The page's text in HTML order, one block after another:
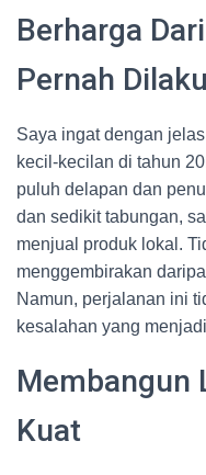
Berharga
Pernah
Saya ingat dengan
kecil-kecilan di tahun
puluh delapan dan
dan sedikit tabungan,
menjual produk lokal.
menggembirakan
Namun, perjalanan ini
kesalahan yang
Membangun
Kuat